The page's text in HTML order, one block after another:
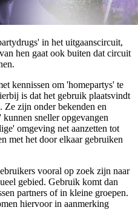
in het uitgaanscircuit,
hen gaat ook buiten dat circuit
kennissen om 'homepartys' te
is dat het gebruik plaatsvindt
Ze zijn onder bekenden en
sneller opgevangen
omgeving net aanzetten tot
met het door elkaar gebruiken
vooral op zoek zijn naar
gebied. Gebruik komt dan
partners of in kleine groepen.
hiervoor in aanmerking